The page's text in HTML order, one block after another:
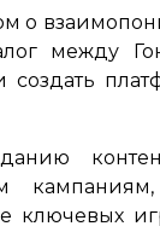
о
между
ключевых